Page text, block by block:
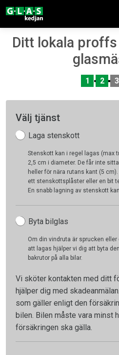
Ditt lokala
1 2 3
Välj tjänst
Laga stenskott
Stenskott kan i regel lagas (max
2,5 cm i diameter. De får inte
heller för nära rutans kant (5
ett stenskottsplåster eller en bit
En snabb lagning av stenskott
Byta bilglas
Om din vindruta är sprucken
att lagas hjälper vi dig att byta
bakrutor på alla bilar.
Vi sköter kontakten med ditt
hjälper dig med
som gäller enligt den
bilen. Bilen måste vara minst
försäkringen ska gälla.